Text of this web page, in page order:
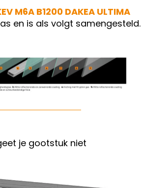
M6A B1200 DAKEA ULTIMA
en is als volgt samengesteld.
je gootstuk niet